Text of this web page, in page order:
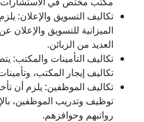
تكاليف التسويق والإعلان:
الميزانية للتسويق
العديد من الزبائن.
تكاليف التأمينات
تكاليف إيجار المكتب،
تكاليف الموظفين: يلزم أن
توظيف وتدريب الموظفين،
رواتبهم وحوافزهم.